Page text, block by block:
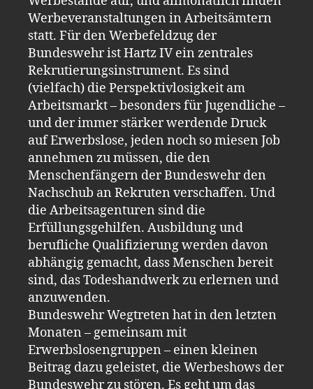
Werbeveranstaltungen in Arbeitsämtern
statt. Für den Werbefeldzug der
Bundeswehr ist Hartz IV ein zentrales
Rekrutierungsinstrument. Es sind
(vielfach) die Perspektivlosigkeit am
Arbeitsmarkt – besonders für Jugendliche –
und der immer stärker werdende Druck
auf Erwerbslose, jeden noch so miesen Job
annehmen zu müssen, die den
Menschenfängern der Bundeswehr den
Nachschub an Rekruten verschaffen. Und
die Arbeitsagenturen sind die
Erfüllungsgehilfen. Ausbildung und
berufliche Qualifizierung werden davon
abhängig gemacht, dass Menschen bereit
sind, das Todeshandwerk zu erlernen und
anzuwenden.
Bundeswehr Wegtreten hat in den letzten
Monaten – gemeinsam mit
Erwerbslosengruppen – einen kleinen
Beitrag dazu geleistet, die Werbeshows der
Bundeswehr zu stören. Es geht um das